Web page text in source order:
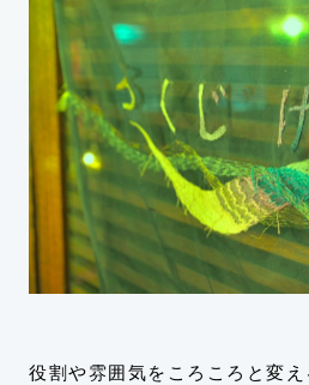
役割や雰囲気をころころと変